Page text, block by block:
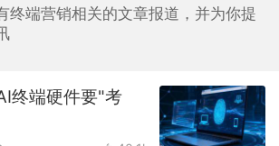
终端营销相关的文章报道，并为你提
终端硬件要"考